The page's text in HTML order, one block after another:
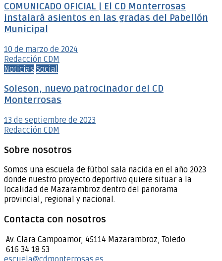
COMUNICADO OFICIAL | El CD Monterrosas
instalará asientos en las gradas del Pabellón
Municipal
10 de marzo de 2024
Redacción CDM
Noticias Social
Soleson, nuevo patrocinador del CD
Monterrosas
13 de septiembre de 2023
Redacción CDM
Sobre nosotros
Somos una escuela de fútbol sala nacida en el año 2023
donde nuestro proyecto deportivo quiere situar a la
localidad de Mazarambroz dentro del panorama
provincial, regional y nacional.
Contacta con nosotros
Av. Clara Campoamor, 45114 Mazarambroz, Toledo
616 34 18 53